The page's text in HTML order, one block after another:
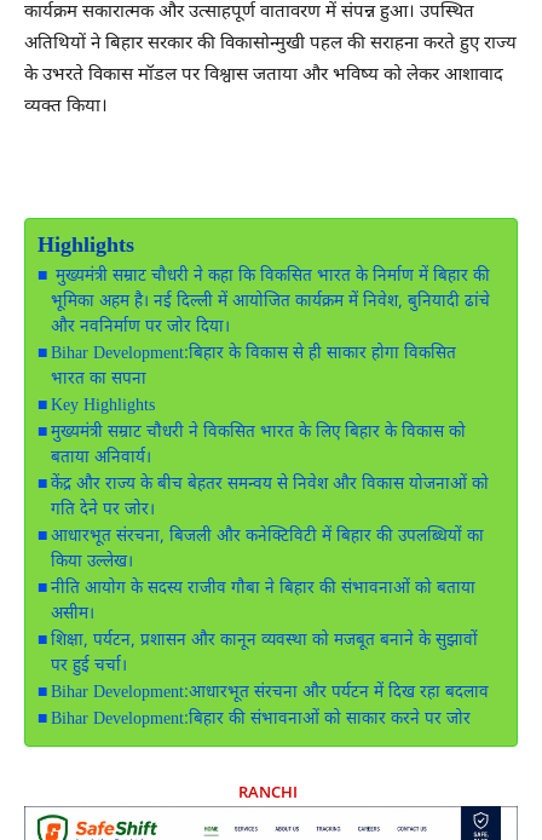
कार्यक्रम सकारात्मक और उत्साहपूर्ण वातावरण में संपन्न हुआ। उपस्थित
अतिथियों ने बिहार सरकार की विकासोन्मुखी पहल की सराहना करते हुए राज्य
के उभरते विकास मॉडल पर विश्वास जताया और भविष्य को लेकर आशावाद
व्यक्त किया।
Highlights
मुख्यमंत्री सम्राट चौधरी ने कहा कि विकसित भारत के निर्माण में बिहार की
भूमिका अहम है। नई दिल्ली में आयोजित कार्यक्रम में निवेश, बुनियादी ढांचे
और नवनिर्माण पर जोर दिया।
Bihar Development:बिहार के विकास से ही साकार होगा विकसित
भारत का सपना
Key Highlights
मुख्यमंत्री सम्राट चौधरी ने विकसित भारत के लिए बिहार के विकास को
बताया अनिवार्य।
केंद्र और राज्य के बीच बेहतर समन्वय से निवेश और विकास योजनाओं को
गति देने पर जोर।
आधारभूत संरचना, बिजली और कनेक्टिविटी में बिहार की उपलब्धियों का
किया उल्लेख।
नीति आयोग के सदस्य राजीव गौबा ने बिहार की संभावनाओं को बताया
असीम।
शिक्षा, पर्यटन, प्रशासन और कानून व्यवस्था को मजबूत बनाने के सुझावों
पर हुई चर्चा।
Bihar Development:आधारभूत संरचना और पर्यटन में दिख रहा बदलाव
Bihar Development:बिहार की संभावनाओं को साकार करने पर जोर
RANCHI